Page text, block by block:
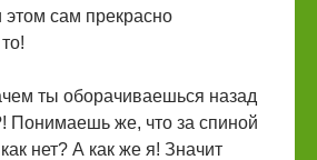
сам прекрасно
ты оборачиваешься назад
Понимаешь же, что за спиной
как нет? А как же я! Значит